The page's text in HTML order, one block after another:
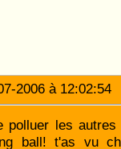
2006 à
polluer les
ball! t'as vu